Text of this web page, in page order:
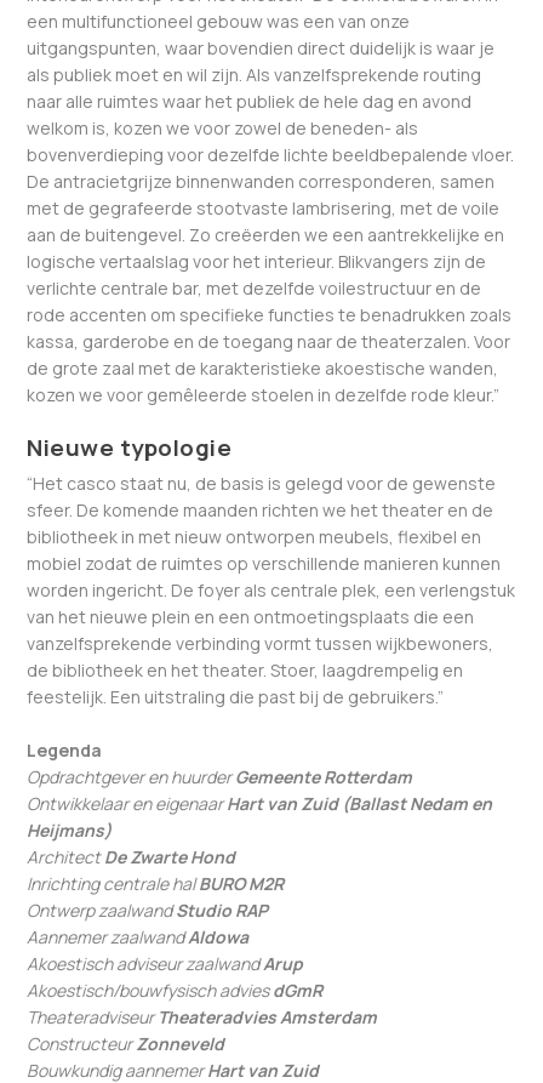
een multifunctioneel gebouw was een van onze
uitgangspunten, waar bovendien direct duidelijk is waar je
als publiek moet en wil zijn. Als vanzelfsprekende routing
naar alle ruimtes waar het publiek de hele dag en avond
welkom is, kozen we voor zowel de beneden- als
bovenverdieping voor dezelfde lichte beeldbepalende vloer.
De antracietgrijze binnenwanden corresponderen, samen
met de gegrafeerde stootvaste lambrisering, met de voile
aan de buitengevel. Zo creëerden we een aantrekkelijke en
logische vertaalslag voor het interieur. Blikvangers zijn de
verlichte centrale bar, met dezelfde voilestructuur en de
rode accenten om specifieke functies te benadrukken zoals
kassa, garderobe en de toegang naar de theaterzalen. Voor
de grote zaal met de karakteristieke akoestische wanden,
kozen we voor gemêleerde stoelen in dezelfde rode kleur.”
Nieuwe typologie
“Het casco staat nu, de basis is gelegd voor de gewenste
sfeer. De komende maanden richten we het theater en de
bibliotheek in met nieuw ontworpen meubels, flexibel en
mobiel zodat de ruimtes op verschillende manieren kunnen
worden ingericht. De foyer als centrale plek, een verlengstuk
van het nieuwe plein en een ontmoetingsplaats die een
vanzelfsprekende verbinding vormt tussen wijkbewoners,
de bibliotheek en het theater. Stoer, laagdrempelig en
feestelijk. Een uitstraling die past bij de gebruikers.”
Legenda
Opdrachtgever en huurderGemeente Rotterdam
Ontwikkelaar en eigenaarHart van Zuid (Ballast Nedam en
Heijmans)
ArchitectDe Zwarte Hond
Inrichting centrale halBURO M2R
Ontwerp zaalwandStudio RAP
Aannemer zaalwandAldowa
Akoestisch adviseur zaalwandArup
Akoestisch/bouwfysisch adviesdGmR
TheateradviseurTheateradvies Amsterdam
ConstructeurZonneveld
Bouwkundig aannemerHart van Zuid